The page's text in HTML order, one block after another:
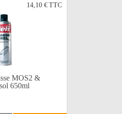
14,10 € TTC
MOS2 &
650ml